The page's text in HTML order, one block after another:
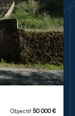
Objectif 50 000€